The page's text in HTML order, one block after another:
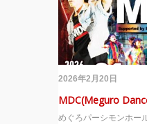
2026年2月20日
MDC(Meguro
めぐろパーシモンホー